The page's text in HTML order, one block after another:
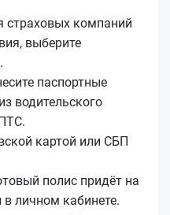
страховых компаний
выберите
паспортные
водительского
картой или СБП
полис придёт на
в личном кабинете.